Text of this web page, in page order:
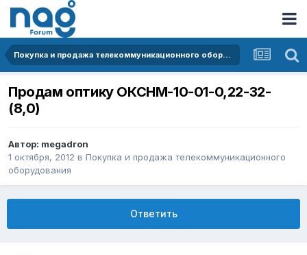
Покупка и продажа телекоммуникационного оборудования
Продам оптику ОКСНМ-10-01-0,22-32-
(8,0)
Автор: megadron
1 октября, 2012 в Покупка и продажа телекоммуникационного
оборудования
Ответить